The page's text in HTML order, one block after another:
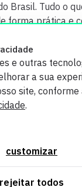
e outras
a sua
site, conforme
.
customizar
rejeitar todos
Brasil. Tudo o
forma prática e
coletados em
para fins de
Política de